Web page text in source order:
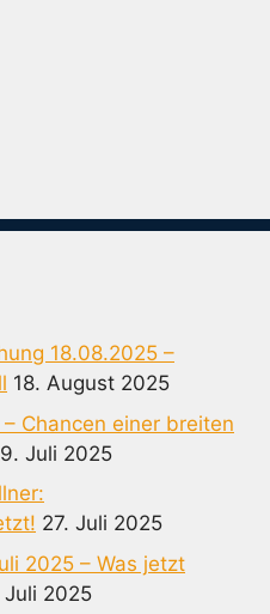
18.08.2025 –
18. August 2025
Chancen einer breiten
Juli 2025
27. Juli 2025
2025 – Was jetzt
Juli 2025